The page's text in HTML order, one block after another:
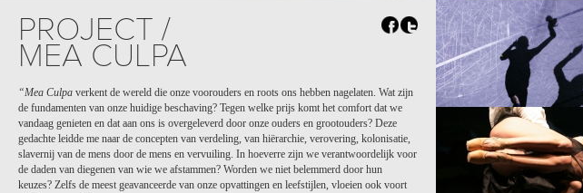
PROJECT /
MEA CULPA
“Mea Culpa verkent de wereld die onze voorouders en roots ons hebben nagelaten. Wat zijn
de fundamenten van onze huidige beschaving? Tegen welke prijs komt het comfort dat we
vandaag genieten en dat aan ons is overgeleverd door onze ouders en grootouders? Deze
gedachte leidde me naar de concepten van verdeling, van hiërarchie, verovering, kolonisatie,
slavernij van de mens door de mens en vervuiling. In hoeverre zijn we verantwoordelijk voor
de daden van diegenen van wie we afstammen? Worden we niet belemmerd door hun
keuzes? Zelfs de meest geavanceerde van onze opvattingen en leefstijlen, vloeien ook voort